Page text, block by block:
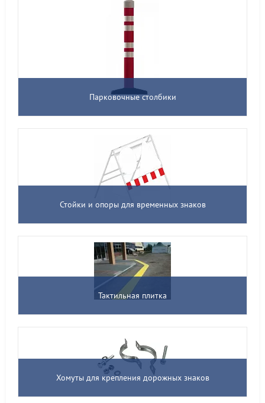
Парковочные столбики
Стойки и опоры для временных знаков
Тактильная плитка
Хомуты для крепления дорожных знаков